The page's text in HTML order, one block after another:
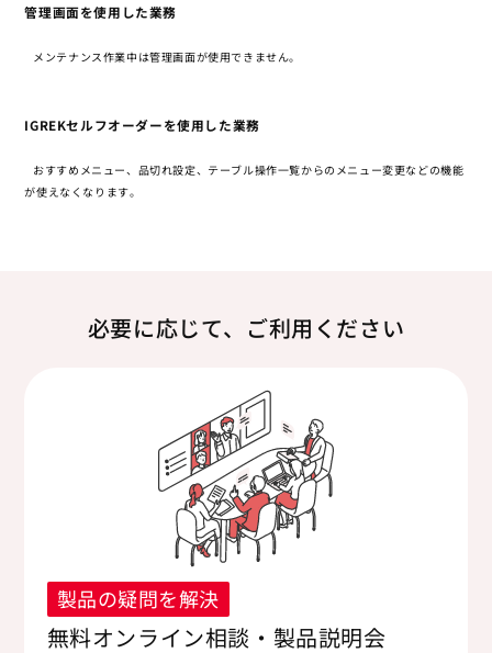
管理画面を使用した業務
メンテナンス作業中は管理画面が使用できません。
IGREKセルフオーダーを使用した業務
おすすめメニュー、品切れ設定、テーブル操作一覧からのメニュー変更などの機能
が使えなくなります。
必要に応じて、ご利用ください
製品の疑問を解決
無料オンライン相談・製品説明会